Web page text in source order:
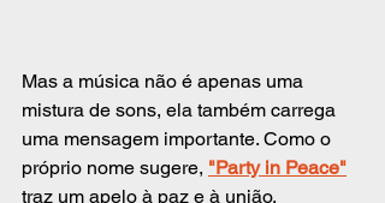
Mas a música não é apenas uma
mistura de sons, ela também carrega
uma mensagem importante. Como o
próprio nome sugere, "Party in Peace"
traz um apelo à paz e à união,